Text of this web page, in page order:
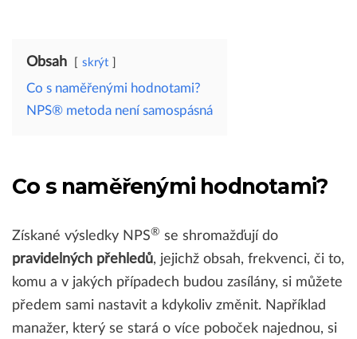
Obsah skrýt
Co s naměřenými hodnotami?
NPS® metoda není samospásná
Co s naměřenými hodnotami?
Získané výsledky NPS® se shromažďují do
pravidelných přehledů, jejichž obsah, frekvenci, či to,
komu a v jakých případech budou zasílány, si můžete
předem sami nastavit a kdykoliv změnit. Například
manažer, který se stará o více poboček najednou, si